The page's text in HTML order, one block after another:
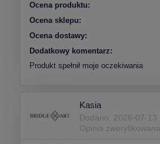
Ocena produktu:
Ocena sklepu:
Ocena dostawy:
Dodatkowy komentarz:
Produkt spełnił moje oczekiwania
Kasia
Dodano: 2026-07-13
Opinia zweryfikowana